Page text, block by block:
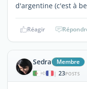
d'argentine (c'est à
Réagir
Sedra Membre
| 23POSTS